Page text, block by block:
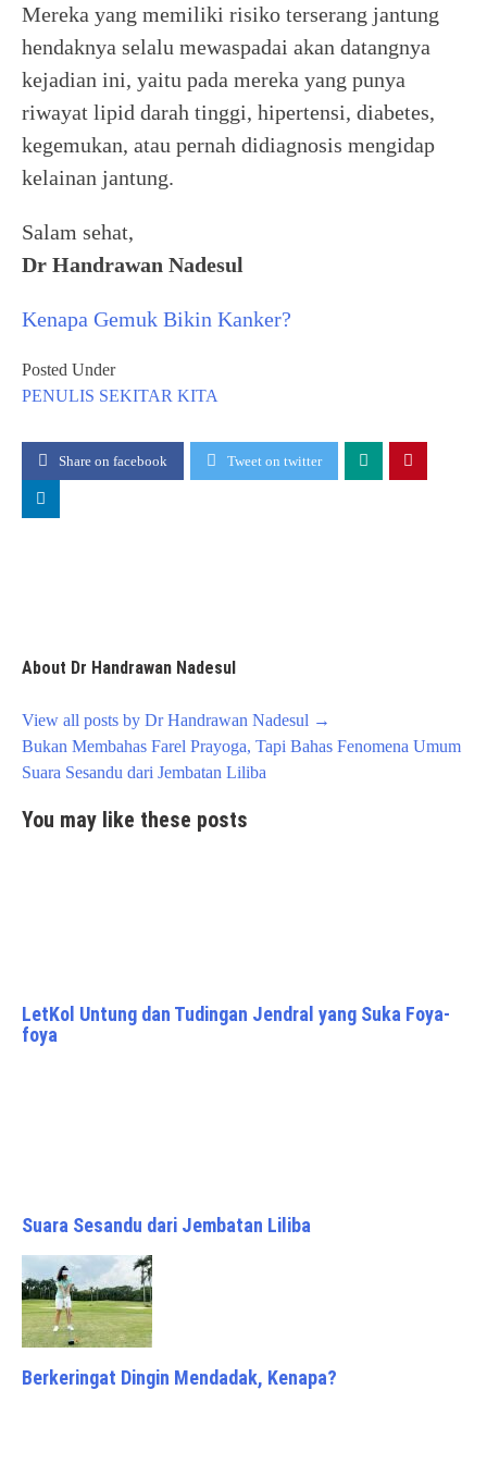
Mereka yang memiliki risiko terserang jantung
hendaknya selalu mewaspadai akan datangnya
kejadian ini, yaitu pada mereka yang punya
riwayat lipid darah tinggi, hipertensi, diabetes,
kegemukan, atau pernah didiagnosis mengidap
kelainan jantung.
Salam sehat,
Dr Handrawan Nadesul
Kenapa Gemuk Bikin Kanker?
Posted Under
PENULIS SEKITAR KITA
Share on facebook Tweet on twitter
About Dr Handrawan Nadesul
View all posts by Dr Handrawan Nadesul →
Post
navigation
Bukan Membahas Farel Prayoga, Tapi Bahas Fenomena Umum
Suara Sesandu dari Jembatan Liliba
You may like these posts
LetKol Untung dan Tudingan Jendral yang Suka Foya-
foya
Suara Sesandu dari Jembatan Liliba
Berkeringat Dingin Mendadak, Kenapa?